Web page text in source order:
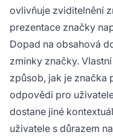
ovlivňuje zviditelnění
prezentace značky
Dopad na obsahová
zmínky značky.
způsob, jak je značka
odpovědi pro
dostane jiné
uživatele s důrazem